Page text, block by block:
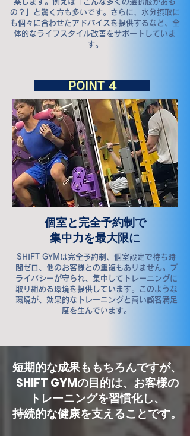
の？」と驚く方も多いです。さらに、水分摂取に
も個々に合わせたアドバイスを提供するなど、全
体的なライフスタイル改善をサポートしていま
す。
​POINT 4
個室と完全予約制で
集中力を最大限に
SHIFT GYMは完全予約制、個室設定で待ち時
間ゼロ、他のお客様との重複もありません。プ
ライバシーが守られ、集中してトレーニングに
取り組める環境を提供しています。このような
環境が、効果的なトレーニングと高い顧客満足
度を生んでいます。
短期的な成果ももちろんですが、
SHIFT GYMの目的は、お客様の
トレーニングを習慣化し、
持続的な健康を支えることです。